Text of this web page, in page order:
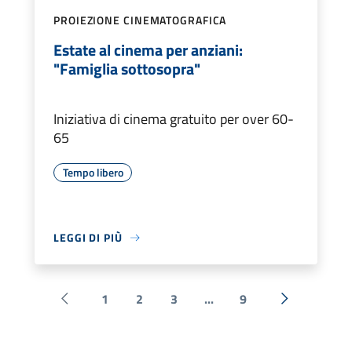
PROIEZIONE CINEMATOGRAFICA
Estate al cinema per anziani:
"Famiglia sottosopra"
Iniziativa di cinema gratuito per over 60-
65
Tempo libero
LEGGI DI PIÙ
Pagina precedente
1 2 3 ... 9 Successiva